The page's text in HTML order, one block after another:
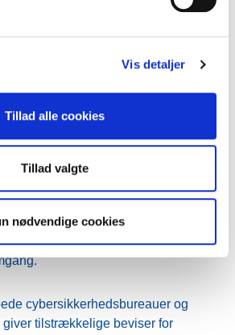
Vis detaljer
Tillad alle cookies
Tillad valgte
nødvendige cookies
daglige kontroller og
automatiseret og efterfølgende
registreringsdataene for
er at opdage og holde trit med
Nogle mistænkelige
delt med retshåndhævende
cybersikkerhedspartnere til en
cybersikkerhedsbureauer og
giver tilstrækkelige beviser for